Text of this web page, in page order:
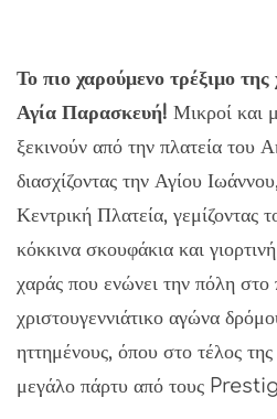
Το πιο χαρούμενο τρέξιμο της
Αγία Παρασκευή! Μικροί και
ξεκινούν από την πλατεία του
διασχίζοντας την Αγίου
Κεντρική Πλατεία, γεμίζοντας
κόκκινα σκουφάκια και
χαράς που ενώνει την πόλη στο
χριστουγεννιάτικο αγώνα
ηττημένους, όπου στο τέλος
μεγάλο πάρτυ από τους